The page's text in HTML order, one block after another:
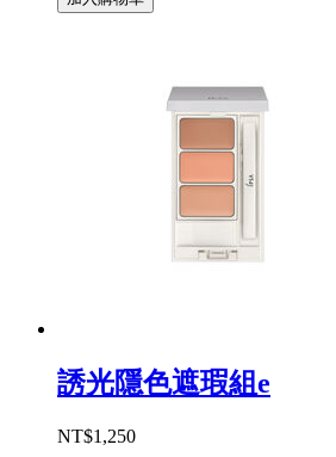
誘光隱色遮瑕組e
NT$1,250